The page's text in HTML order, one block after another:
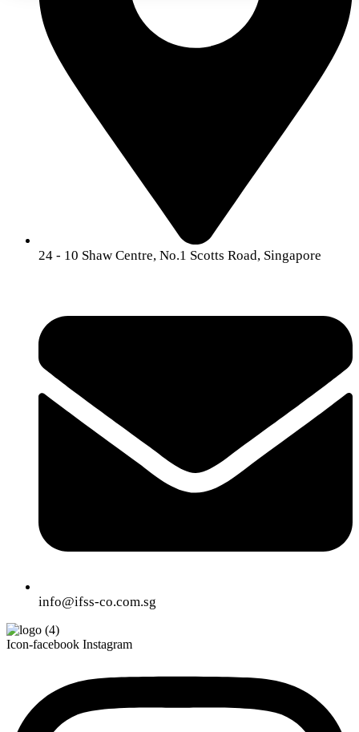
24 - 10 Shaw Centre, No.1 Scotts Road, Singapore
info@ifss-co.com.sg
Icon-facebook Instagram